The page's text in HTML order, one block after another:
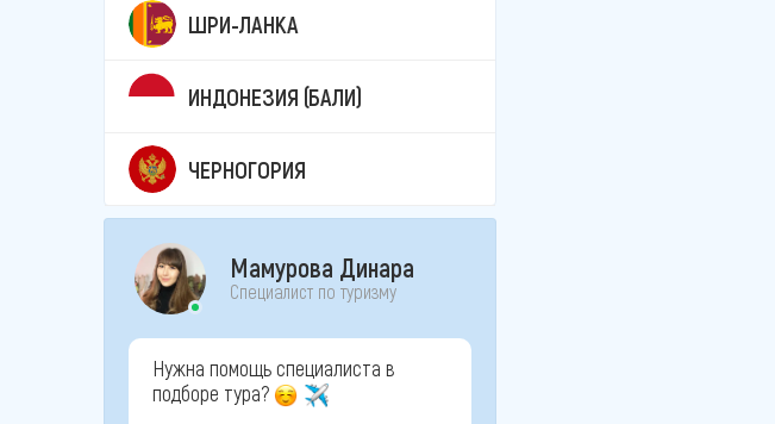
ШРИ-ЛАНКА
ИНДОНЕЗИЯ (БАЛИ)
ЧЕРНОГОРИЯ
Мамурова Динара
Специалист по туризму
Нужна помощь специалиста в
подборе тура?